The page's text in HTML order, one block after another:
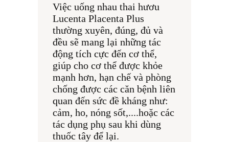
Việc uống nhau thai hươu
Lucenta Placenta Plus
thường xuyên, đúng, đủ và
đều sẽ mang lại những tác
động tích cực đến cơ thể,
giúp cho cơ thể được khỏe
mạnh hơn, hạn chế và phòng
chống được các căn bệnh liên
quan đến sức đề kháng như:
cảm, ho, nóng sốt,....hoặc các
tác dụng phụ sau khi dùng
thuốc tây để lại.